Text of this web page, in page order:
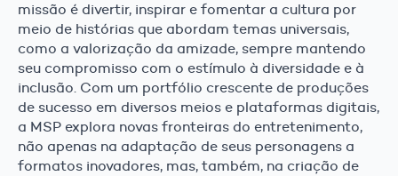
missão é divertir, inspirar e fomentar a cultura por
meio de histórias que abordam temas universais,
como a valorização da amizade, sempre mantendo
seu compromisso com o estímulo à diversidade e à
inclusão. Com um portfólio crescente de produções
de sucesso em diversos meios e plataformas digitais,
a MSP explora novas fronteiras do entretenimento,
não apenas na adaptação de seus personagens a
formatos inovadores, mas, também, na criação de